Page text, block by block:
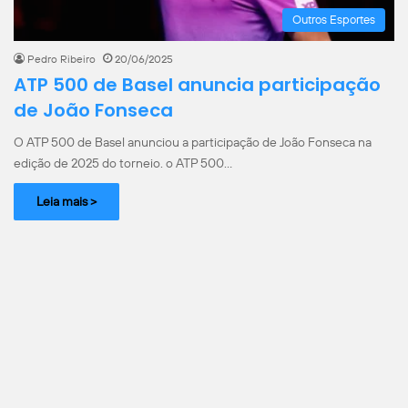
Outros Esportes
Pedro Ribeiro 20/06/2025
ATP 500 de Basel anuncia participação
de João Fonseca
O ATP 500 de Basel anunciou a participação de João Fonseca na
edição de 2025 do torneio. o ATP 500…
Leia mais >